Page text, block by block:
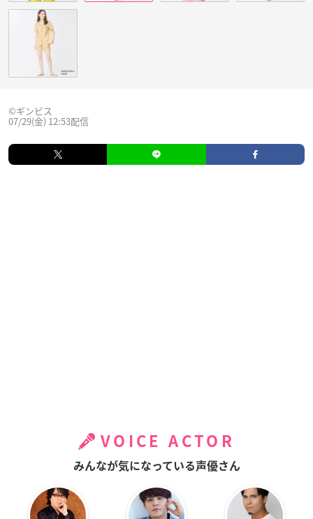
©︎ギンビス
07/29(金) 12:53配信
VOICE ACTOR
みんなが気になっている声優さん